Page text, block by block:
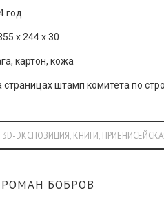
год
х 244 х 30
картон, кожа
штамп комитета по
3D-ЭКСПОЗИЦИЯ КНИГИ
РОМАН БОБРОВ